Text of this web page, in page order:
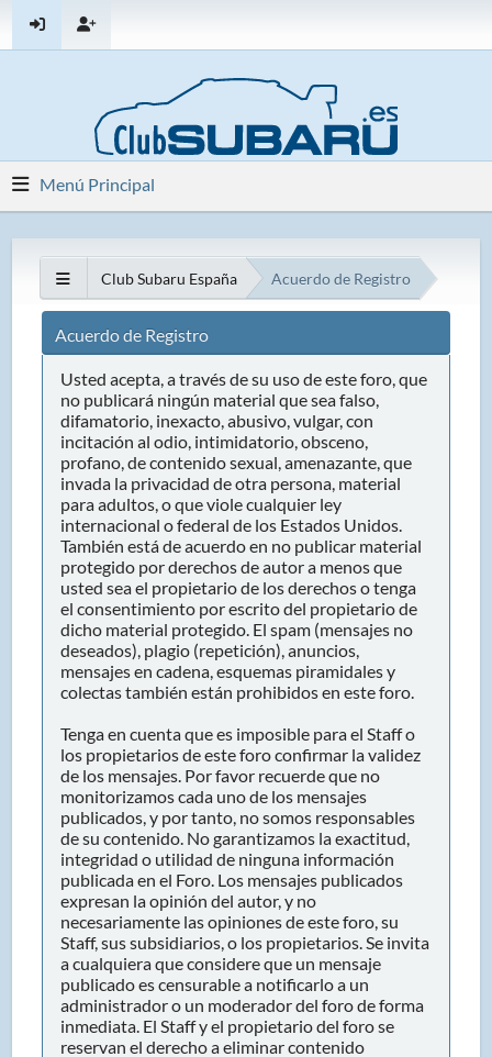
Menú Principal
Club Subaru España Acuerdo de Registro
Acuerdo de Registro
Usted acepta, a través de su uso de este foro, que
no publicará ningún material que sea falso,
difamatorio, inexacto, abusivo, vulgar, con
incitación al odio, intimidatorio, obsceno,
profano, de contenido sexual, amenazante, que
invada la privacidad de otra persona, material
para adultos, o que viole cualquier ley
internacional o federal de los Estados Unidos.
También está de acuerdo en no publicar material
protegido por derechos de autor a menos que
usted sea el propietario de los derechos o tenga
el consentimiento por escrito del propietario de
dicho material protegido. El spam (mensajes no
deseados), plagio (repetición), anuncios,
mensajes en cadena, esquemas piramidales y
colectas también están prohibidos en este foro.
Tenga en cuenta que es imposible para el Staff o
los propietarios de este foro confirmar la validez
de los mensajes. Por favor recuerde que no
monitorizamos cada uno de los mensajes
publicados, y por tanto, no somos responsables
de su contenido. No garantizamos la exactitud,
integridad o utilidad de ninguna información
publicada en el Foro. Los mensajes publicados
expresan la opinión del autor, y no
necesariamente las opiniones de este foro, su
Staff, sus subsidiarios, o los propietarios. Se invita
a cualquiera que considere que un mensaje
publicado es censurable a notificarlo a un
administrador o un moderador del foro de forma
inmediata. El Staff y el propietario del foro se
reservan el derecho a eliminar contenido